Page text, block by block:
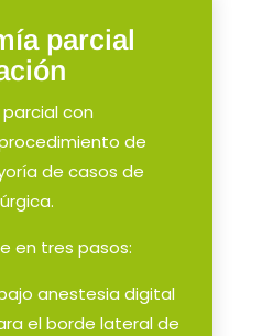
parcial
con
de
de casos de
en tres pasos:
anestesia digital
el borde lateral de